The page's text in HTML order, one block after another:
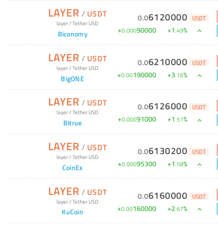
LAYER / USDT
layer/Tether USD
Biconomy
0.06120000 USDT
+0.00090000 +1.49%
LAYER / USDT
layer/Tether USD
BigONE
0.06210000 USDT
+0.00190000 +3.16%
LAYER / USDT
layer/Tether USD
Bitrue
0.06126000 USDT
+0.00091000 +1.51%
LAYER / USDT
layer/Tether USD
CoinEx
0.06130200 USDT
+0.00095300 +1.58%
LAYER / USDT
layer/Tether USD
KuCoin
0.06160000 USDT
+0.00160000 +2.67%